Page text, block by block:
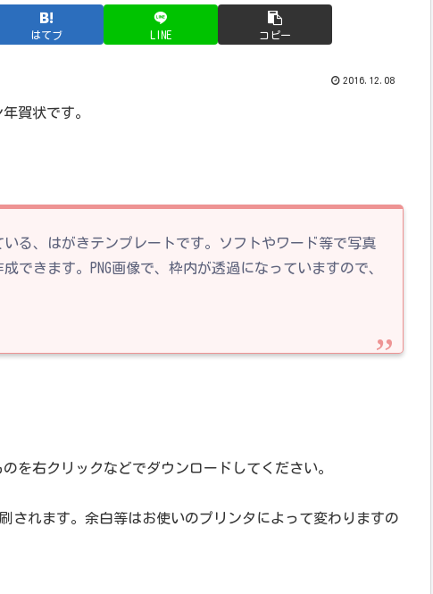
はてブ LINE コピー
2016.12.08
賀状です。
る、はがきテンプレートです。ソフトやワード等で写真
できます。PNG画像で、枠内が透過になっていますので、
を右クリックなどでダウンロードしてください。
されます。余白等はお使いのプリンタによって変わりますの